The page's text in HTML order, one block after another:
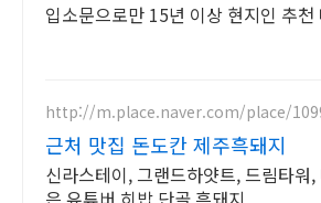
입소문으로만 15년 이상 현지인 추천
http://m.place.naver.com/place/
근처 맛집 돈도칸 제주흑돼지
신라스테이, 그랜드하얏트, 드림타워